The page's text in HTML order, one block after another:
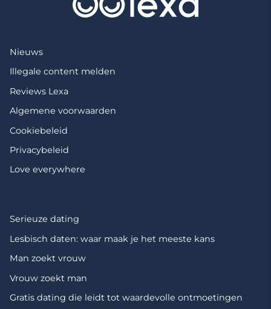
Nieuws
Illegale content melden
Reviews Lexa
Algemene voorwaarden
Cookiebeleid
Privacybeleid
Love everywhere
Serieuze dating
Lesbisch daten: waar maak je het meeste kans
Man zoekt vrouw
Vrouw zoekt man
Gratis dating die leidt tot waardevolle ontmoetingen